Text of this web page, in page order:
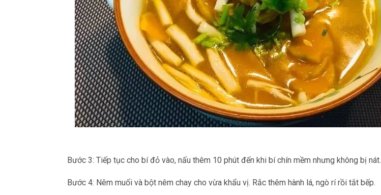
Bước 3: Tiếp tục cho bí đỏ vào, nấu thêm 10 phút đến khi bí chín mềm nhưng không bị nát.
Bước 4: Nêm muối và bột nêm chay cho vừa khẩu vị. Rắc thêm hành lá, ngò rí rồi tắt bếp.